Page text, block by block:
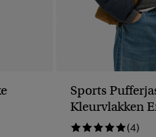
Sports
Kleurvlakken
(4)